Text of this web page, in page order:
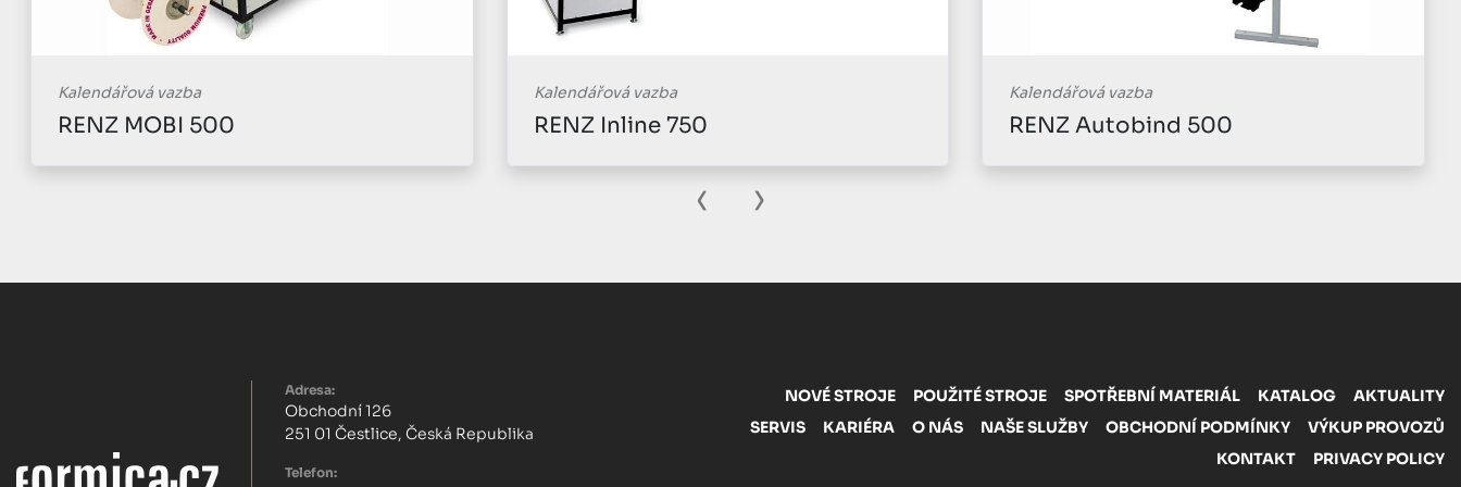
Kalendářová vazba
RENZ Inline 750
Kalendářová vazba
RENZ Autobind 500
Kalendářová vazba
RENZ PROPUNCH 36 - 110/150
‹ ›
Adresa:
Obchodní 126
251 01 Čestlice, Česká Republika
Telefon:
NOVÉ STROJE POUŽITÉ STROJE SPOTŘEBNÍ MATERIÁL KATALOG
AKTUALITY
SERVIS
KARIÉRA O NÁS NAŠE SLUŽBY OBCHODNÍ PODMÍNKY
VÝKUP PROVOZŮ
KONTAKT
PRIVACY POLICY